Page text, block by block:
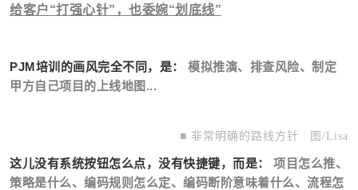
给客户“打强心针”，也委婉“划底线”
PJM培训的画风完全不同，是：
模拟推演、排查风险、制定
甲方自己项目的上线地图...
■ 非常明确的路线方针 图/Lisa
这儿没有系统按钮怎么点，没有快捷键，而是：
项目怎么推、
策略是什么、编码规则怎么定、编码断阶意味着什么、流程怎